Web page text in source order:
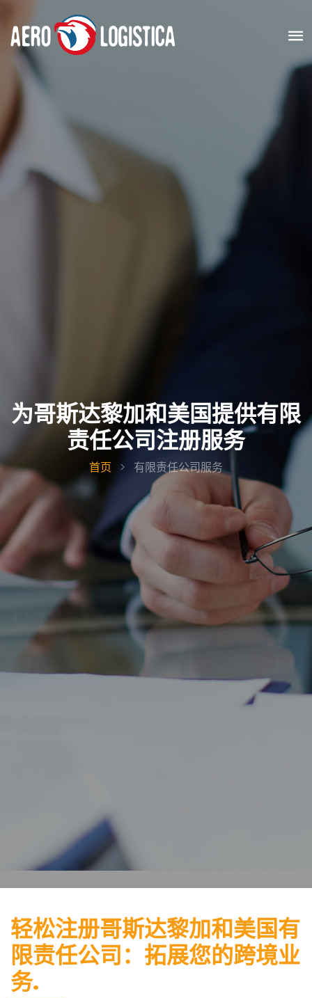
为哥斯达黎加和美国提供有限
责任公司注册服务
首页 > 有限责任公司服务
轻松注册哥斯达黎加和美国有
限责任公司：拓展您的跨境业
务.